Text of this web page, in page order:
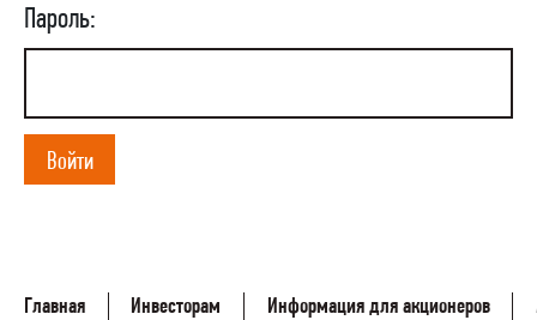
Пароль:
Войти
Главная Инвесторам Информация для акционеров